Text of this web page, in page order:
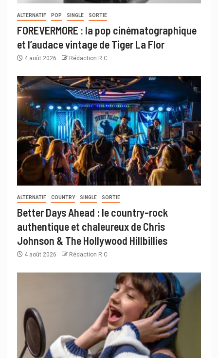
ALTERNATIF POP SINGLE SORTIE
FOREVERMORE : la pop cinématographique
et l’audace vintage de Tiger La Flor
4 août 2026 Rédaction R C
ALTERNATIF COUNTRY SINGLE SORTIE
Better Days Ahead : le country-rock
authentique et chaleureux de Chris
Johnson & The Hollywood Hillbillies
4 août 2026 Rédaction R C